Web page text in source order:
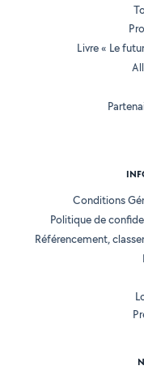
Livre « Le
Conditions
Politique de
Référencement,